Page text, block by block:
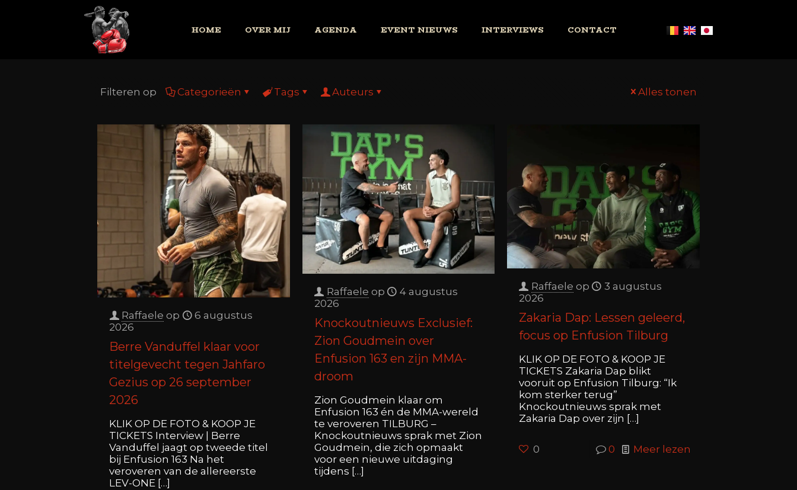
HOME OVER MIJ AGENDA EVENT NIEUWS INTERVIEWS CONTACT
Filteren op Categorieën Tags Auteurs Alles tonen
Raffaele op
6 augustus
2026
Berre Vanduffel klaar voor
titelgevecht tegen Jahfaro
Gezius op 26 september
2026
KLIK OP DE FOTO & KOOP JE
TICKETS Interview | Berre
Vanduffel jaagt op tweede titel
bij Enfusion 163 Na het
veroveren van de allereerste
LEV-ONE […]
Raffaele op
4 augustus
2026
Knockoutnieuws Exclusief:
Zion Goudmein over
Enfusion 163 en zijn MMA-
droom
Zion Goudmein klaar om
Enfusion 163 én de MMA-wereld
te veroveren TILBURG –
Knockoutnieuws sprak met Zion
Goudmein, die zich opmaakt
voor een nieuwe uitdaging
tijdens […]
Raffaele op
3 augustus
2026
Zakaria Dap: Lessen geleerd,
focus op Enfusion Tilburg
KLIK OP DE FOTO & KOOP JE
TICKETS Zakaria Dap blikt
vooruit op Enfusion Tilburg: “Ik
kom sterker terug”
Knockoutnieuws sprak met
Zakaria Dap over zijn […]
0 0 Meer lezen